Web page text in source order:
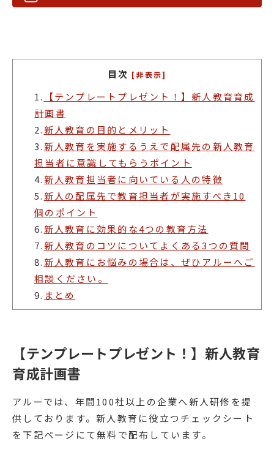
目次 [非表示]
1.
【テンプレートプレゼント！】新人教育育成
計画書
2.新人教育の目的とメリット
3.新人教育を実施するうえで配属先の新人教育
担当者に意識してもらうポイント
4.新人教育担当者に向いている人の特徴
5.新人の配属先で教育担当者が実施すべき10
個のポイント
6.新人教育に効果的な4つの教育方法
7.新人教育のコツについてよくある3つの質問
8.新人教育にお悩みの場合は、ぜひアルーへご
相談ください。
9. まとめ
【テンプレートプレゼント！】新人教育
育成計画書
アルーでは、年間100社以上の企業へ新人研修を提
供しております。新人教育に役立つチェックシート
を下記ページにて無料で配布しています。